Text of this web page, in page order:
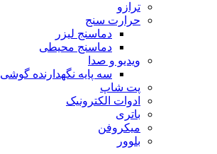
ترازو
حرارت سنج
دماسنج لیزر
دماسنج محیطی
ویدیو و صدا
سه پایه نگهدارنده گوشی
پت شاپ
ادوات الکترونیک
باتری
میکروفن
بلوور